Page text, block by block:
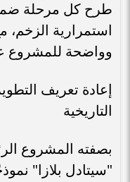
طرح كل مرحلة
استمرارية الزخم،
وواضحة للمشروع
إعادة تعريف
التاريخية
بصفته المشروع
"سيتادل بلازا"